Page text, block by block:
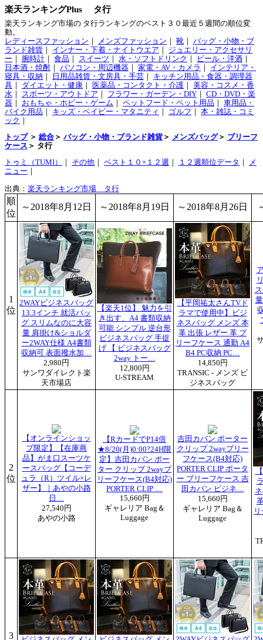
楽天ランキングPlus タ行
楽天ランキング市場の タ行ランキングのベスト３０最近５週間の順位変
動。
レディースファッション
メンズファッション 靴
バッグ・小物・ブ
ランド雑貨
インナー・下着・ナイトウエア
ジュエリー・アクセサリ
ー
腕時計 食品 スイーツ 水・ソフトドリンク ビール・洋酒
日本酒・焼酎
パソコン・周辺機器 家電・AV・カメラ
インテリア・
寝具・収納
日用品雑貨・文房具・手芸
キッチン用品・食器・調理器
具
ダイエット・健康 医薬品・コンタクト・介護
美容・コスメ・香
水
スポーツ・アウトドア フラワー・ガーデン・DIY
CD・DVD・楽
器
おもちゃ・ホビー・ゲーム ペットフード・ペット用品
車用品・
バイク用品
キッズ・ベイビー・マタニティ ゴルフ
本・雑誌・コミ
ック
トップ＞ 総合 ＞ バッグ・小物・ブランド雑貨＞ メンズバッグ＞ ブリーフ
ケース ＞ タ行
トゥミ（TUMI）
｜ その他 ｜ ベスト１０×１２週 ｜ １２週順位データ ｜
メ
ニュー ｜
出典： 楽天ランキング市場 タ行
順
位
～2018年8月12日 ～2018年8月19日 ～2018年8月26日
1
位
2WAYビジネスバッグ
13.3インチ 就活バッ
グ スリムなのに大容
量 肩掛け&ショルダ
ー2WAY仕様 A4書類
収納可 表面撥水加…
2,980円
サンワダイレクト楽
天市場店
【楽天1位】 魅力を引
き出す、A4 書類収納
可能 シンプル 逆台形
ビジネスバッグ 手提
げ 【 ビジネスバッグ
2way トー…
12,800円
U-STREAM
【平岡祐太さんTVド
ラマで使用中】ビジ
ネスバッグ メンズ 本
革 出張 レザー 革 ブ
リーフケース 通勤 A4
B4 PC収納 PC…
14,850円
TRANSIC - メンズ ビ
ジネスバッグ
2
位
【オンラインショッ
プ限定】【在庫商
品】がま口スーツケ
ースバッグ【コーデ
ュラ（R）ツイル×レ
ザー】｜あやの小路
日…
27,540円
あやの小路
【RカードでP14倍
★8/20(月)0:00?24H限
定】吉田カバン ポー
ター クリップ 2wayブ
リーフケース(B4対応)
PORTER CLIP …
15,660円
ギャレリア Bag＆
Luggage
吉田カバン ポーター
クリップ 2wayブリー
フケース(B4対応)
PORTER CLIP ポータ
ー ブリーフケース 吉
田カバン ビジネ…
15,660円
ギャレリア Bag＆
Luggage
3